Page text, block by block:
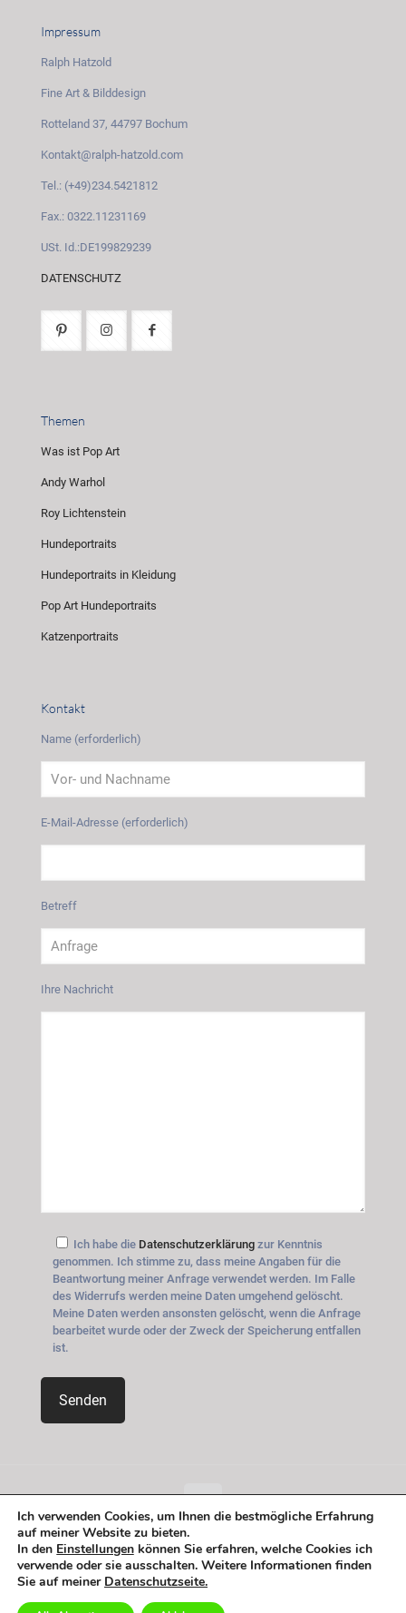
Impressum
Ralph Hatzold
Fine Art & Bilddesign
Rotteland 37, 44797 Bochum
Kontakt@ralph-hatzold.com
Tel.: (+49)234.5421812
Fax.: 0322.11231169
USt. Id.:DE199829239
DATENSCHUTZ
Themen
Was ist Pop Art
Andy Warhol
Roy Lichtenstein
Hundeportraits
Hundeportraits in Kleidung
Pop Art Hundeportraits
Katzenportraits
Kontakt
Name (erforderlich)
E-Mail-Adresse (erforderlich)
Betreff
Ihre Nachricht
Ich habe die Datenschutzerklärung zur Kenntnis
genommen. Ich stimme zu, dass meine Angaben für die
Beantwortung meiner Anfrage verwendet werden. Im Falle
des Widerrufs werden meine Daten umgehend gelöscht.
Meine Daten werden ansonsten gelöscht, wenn die Anfrage
bearbeitet wurde oder der Zweck der Speicherung entfallen
ist.
© 2026 Betheme byMuffin group
Powered by WordPress
Ich verwenden Cookies, um Ihnen die bestmögliche Erfahrung
auf meiner Website zu bieten.
In den Einstellungen können Sie erfahren, welche Cookies ich
verwende oder sie ausschalten. Weitere Informationen finden
Sie auf meiner Datenschutzseite.